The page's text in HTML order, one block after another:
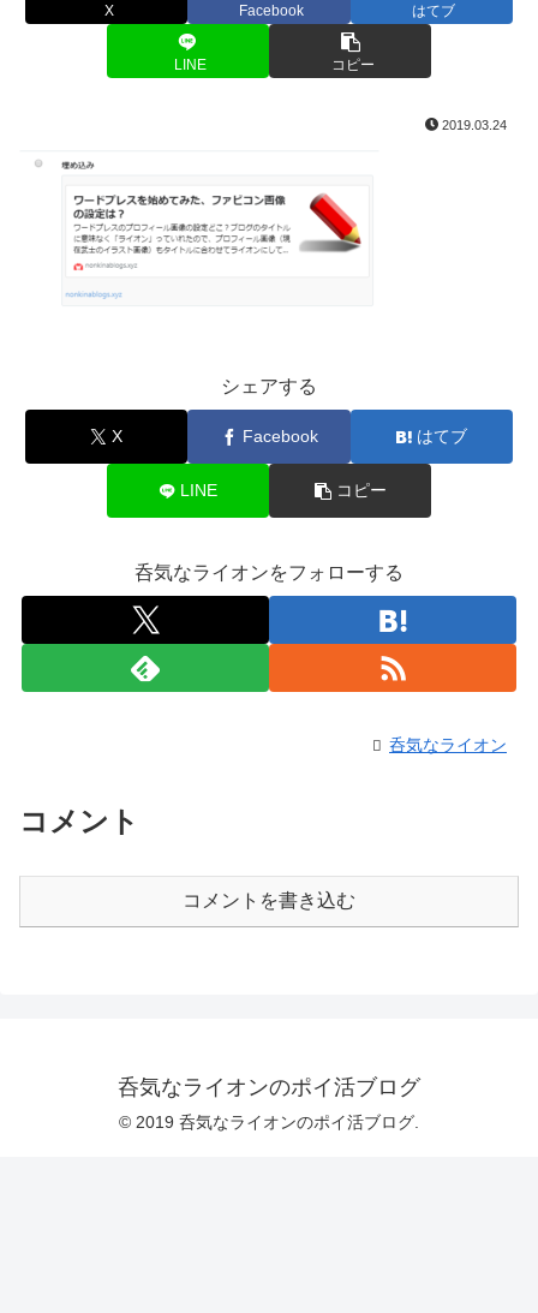
X Facebook はてブ
LINE コピー
2019.03.24
シェアする
X Facebook はてブ
LINE コピー
呑気なライオンをフォローする
呑気なライオン
コメント
コメントを書き込む
呑気なライオンのポイ活ブログ
© 2019 呑気なライオンのポイ活ブログ.